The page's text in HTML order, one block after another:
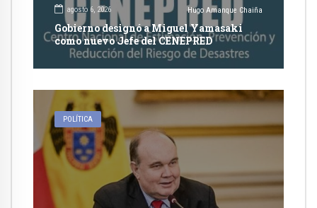
agosto 6, 2026 Hugo Amanque Chaiña
Gobierno designó a Miguel Yamasaki
como nuevo Jefe del CENEPRED
POLÍTICA